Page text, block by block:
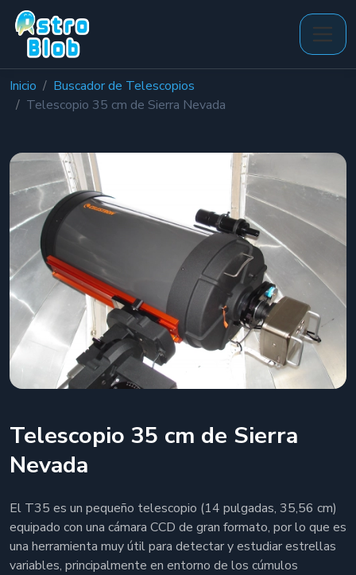
Inicio
Buscador de Telescopios
Telescopio 35 cm de Sierra Nevada
Telescopio 35 cm de Sierra
Nevada
El T35 es un pequeño telescopio (14 pulgadas, 35,56 cm)
equipado con una cámara CCD de gran formato, por lo que es
una herramienta muy útil para detectar y estudiar estrellas
variables, principalmente en entorno de los cúmulos